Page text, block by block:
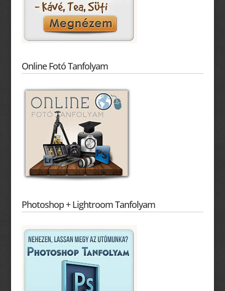
Online Fotó Tanfolyam
Photoshop + Lightroom Tanfolyam